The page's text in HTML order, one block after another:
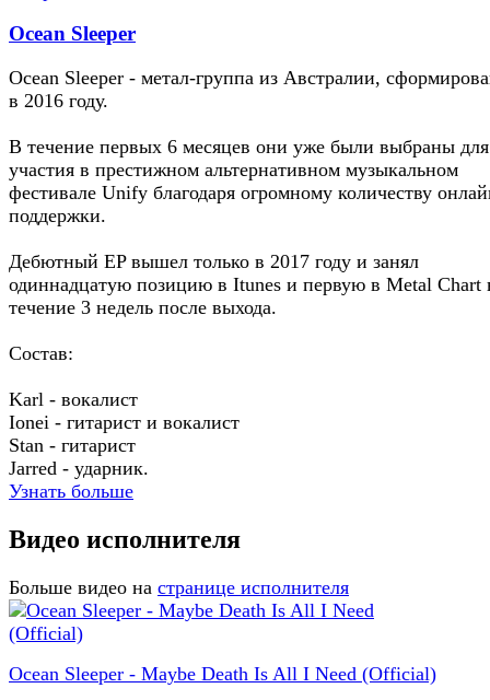
Ocean Sleeper
Ocean Sleeper - метал-группа из Австралии,
в 2016 году.
В течение первых 6 месяцев они уже были выбраны для
участия в престижном альтернативном музыкальном
фестивале Unify благодаря огромному количеству
поддержки.
Дебютный EP вышел только в 2017 году и занял
одиннадцатую позицию в Itunes и первую в Metal Chart
течение 3 недель после выхода.
Состав:
Karl - вокалист
Ionei - гитарист и вокалист
Stan - гитарист
Jarred - ударник.
Узнать больше
Видео исполнителя
Больше видео на странице исполнителя
Ocean Sleeper - Maybe Death Is All I Need (Official)